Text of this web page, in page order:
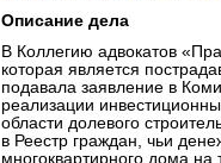
Описание дела
В Коллегию адвокатов
которая является
подавала заявление в
реализации
области долевого
в Реестр граждан, чьи
многоквартирного дома